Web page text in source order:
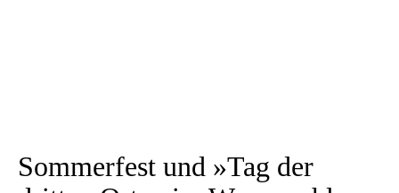
Sommerfest und »Tag der